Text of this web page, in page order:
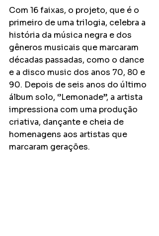
Com 16 faixas, o projeto, que é o
primeiro de uma trilogia, celebra a
história da música negra e dos
gêneros musicais que marcaram
décadas passadas, como o dance
e a disco music dos anos 70, 80 e
90. Depois de seis anos do último
álbum solo, ‘’Lemonade’’, a artista
impressiona com uma produção
criativa, dançante e cheia de
homenagens aos artistas que
marcaram gerações.